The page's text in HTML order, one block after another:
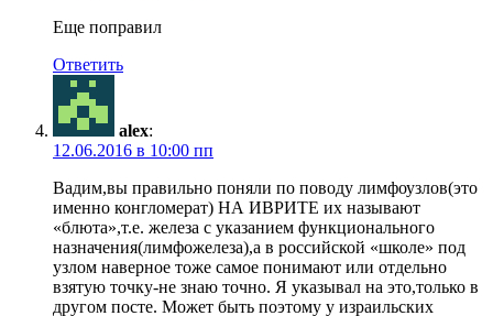
Еще поправил
Ответить
alex:
12.06.2016 в 10:00 пп
Вадим,вы правильно поняли по поводу лимфоузлов(это
именно конгломерат) НА ИВРИТЕ их называют
«блюта»,т.е. железа с указанием функционального
назначения(лимфожелеза),а в российской «школе» под
узлом наверное тоже самое понимают или отдельно
взятую точку-не знаю точно. Я указывал на это,только в
другом посте. Может быть поэтому у израильских